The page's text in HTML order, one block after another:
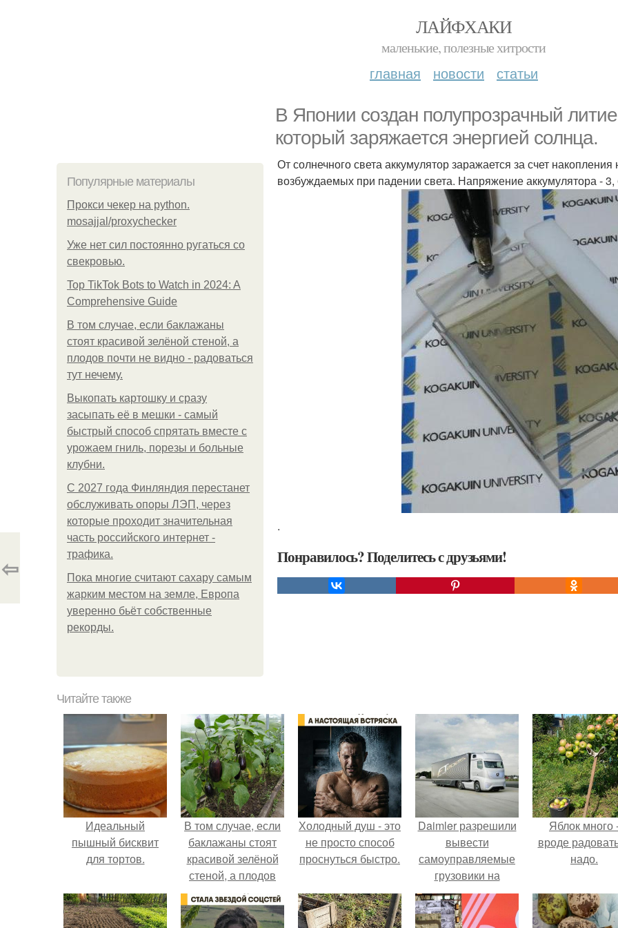
ЛАЙФХАКИ
маленькие, полезные хитрости
главная новости статьи
В Японии создан полупрозрачный
который заряжается энергией солнца.
Популярные материалы
Прокси чекер на python.
mosajjal/proxychecker
Уже нет сил постоянно ругаться со
свекровью.
Top TikTok Bots to Watch in 2024: A
Comprehensive Guide
В том случае, если баклажаны
стоят красивой зелёной стеной, а
плодов почти не видно - радоваться
тут нечему.
Выкопать картошку и сразу
засыпать её в мешки - самый
быстрый способ спрятать вместе с
урожаем гниль, порезы и больные
клубни.
С 2027 года Финляндия перестанет
обслуживать опоры ЛЭП, через
которые проходит значительная
часть российского интернет -
трафика.
Пока многие считают сахару самым
жарким местом на земле, Европа
уверенно бьёт собственные
рекорды.
От солнечного света аккумулятор заражается за счет
возбуждаемых при падении света. Напряжение аккумулятора - 3,
.
Понравилось? Поделитесь с друзьями!
⇦
Читайте также
Идеальный
пышный бисквит
для тортов.
В том случае, если
баклажаны стоят
красивой зелёной
стеной, а плодов
почти не видно -
радоваться тут
Холодный душ - это
не просто способ
проснуться быстро.
Daimler разрешили
вывести
самоуправляемые
грузовики на
автомагистрали в
Германии.
Яблок много
вроде
надо.